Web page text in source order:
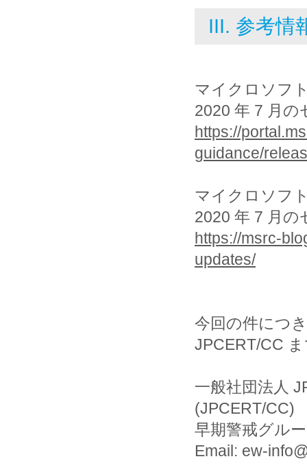
III. 参考情
マイクロソフ
2020 年 7 月
https://
guidance/
マイクロソフ
2020 年 7 月
https://msrc-
updates/
今回の件につ
JPCERT/CC
一般社団法人
(JPCERT/CC)
早期警戒グル
Email: ew-